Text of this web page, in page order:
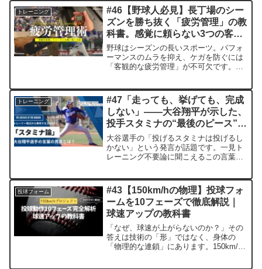
論と、野村克也氏も提唱した「コツ」の
正体に迫ります。
トレーニング
#46【野球人必見】長丁場のシー
ズンを勝ち抜く「疲労管理」の教
科書。感覚に頼らない3つの客観
的指標
野球はシーズンの長いスポーツ。パフォ
ーマンスのムラを抑え、ケガを防ぐには
「客観的な疲労管理」が不可欠です。本
生・社会人野球の現場ですぐに使えるマ
ネジメント術をプロトレーナーが解説し
ます。
トレーニング
#47「走っても、挙げても、完成
しない」——大谷翔平が示した、
投手スタミナの“最後のピース”と
は？
大谷選手の「投げるスタミナは投げるし
かない」という発言が話題です。一見ト
レーニング不要論に聞こえるこの言葉で
今回は、指導者の視点からこの発言の裏
にある「真理」を論理的に整理します。
投球フォーム
#43【150km/hの物理】投球フォ
ームを10フェーズで徹底解説｜
球速アップの教科書
「なぜ、球速が上がらないのか？」その
答えは技術の「形」ではなく、身体の
「物理的な連鎖」にあります。150km/h